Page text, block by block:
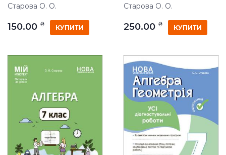
Старова О. О.
150.00 ₴ КУПИТИ
Старова О. О.
250.00 ₴ КУПИТИ